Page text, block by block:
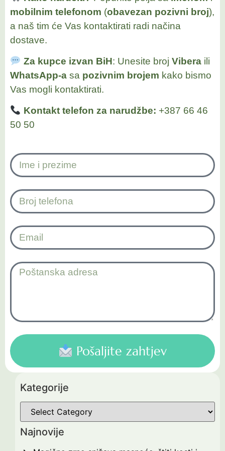
mobilnim telefonom (obavezan pozivni broj),
a naš tim će Vas kontaktirati radi načina
dostave.
Za kupce izvan BiH: Unesite broj Viberaili
WhatsApp-a sa pozivnim brojem kako bismo
Vas mogli kontaktirati.
Kontakt telefon za narudžbe: +387 66 46
50 50
Pošaljite zahtjev
Kategorije
Najnovije